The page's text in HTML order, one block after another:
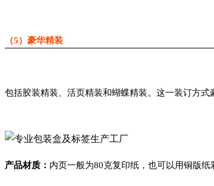
（5）豪华精装
包括胶装精装、活页精装和蝴蝶精装。这一装订方
产品材质： 内页一般为80克复印纸，也可以用铜版